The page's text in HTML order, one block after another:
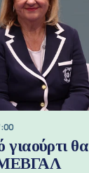
γιαούρτι θα
ΜΕΒΓΑΛ